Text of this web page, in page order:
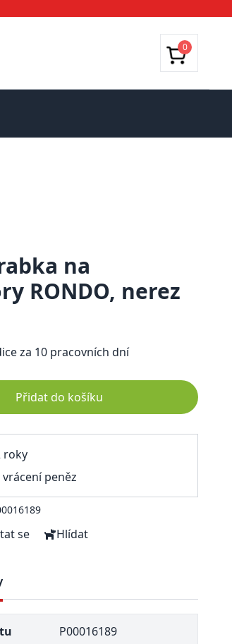
0
na
RONDO, nerez
za 10 pracovních dní
Přidat do košíku
roky
peněz
se Hlídat
P00016189